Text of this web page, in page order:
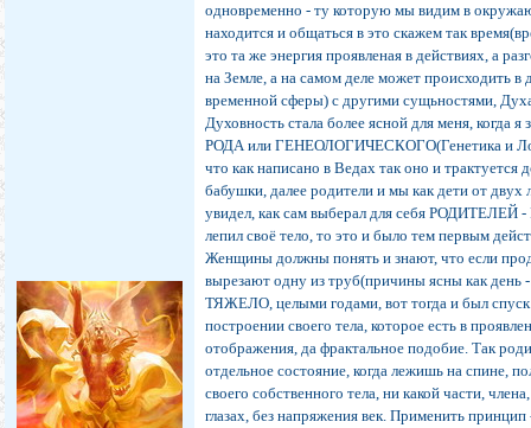
одновременно - ту которую мы видим в
находится и общаться в это скажем так
это та же энергия проявленая в действиях, а
на Земле, а на самом деле может происходить в
временной сферы) с другими сущьностями,
Духовность стала более ясной для меня, когда я
РОДА или ГЕНЕОЛОГИЧЕСКОГО(Генетика и
что как написано в Ведах так оно и трактуется
бабушки, далее родители и мы как дети от
увидел, как сам выберал для себя РОДИТЕЛЕЙ
лепил своё тело, то это и было тем первым
Женщины должны понять и знают, что если
вырезают одну из труб(причины ясны как день
ТЯЖЕЛО, целыми годами, вот тогда и был
построении своего тела, которое есть в
отображения, да фрактальное подобие. Так
отдельное состояние, когда лежишь на спине,
своего собственного тела, ни какой части,
глазах, без напряжения век. Применить